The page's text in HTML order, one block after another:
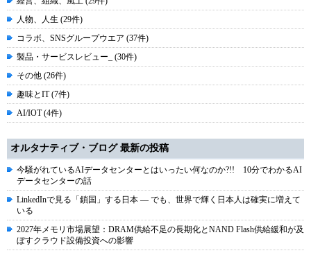
人物、人生 (29件)
コラボ、SNSグループウエア (37件)
製品・サービスレビュー_ (30件)
その他 (26件)
趣味とIT (7件)
AI/IOT (4件)
オルタナティブ・ブログ 最新の投稿
今騒がれているAIデータセンターとはいったい何なのか?!! 10分でわかるAI
データセンターの話
LinkedInで見る「鎖国」する日本 ― でも、世界で輝く日本人は確実に増えて
いる
2027年メモリ市場展望：DRAM供給不足の長期化とNAND Flash供給緩和が及
ぼすクラウド設備投資への影響